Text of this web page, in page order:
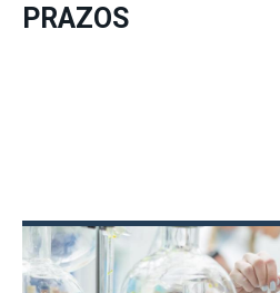
PRAZOS